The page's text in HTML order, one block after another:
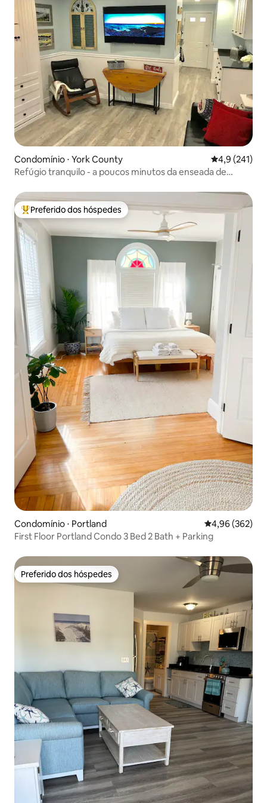
Condomínio ⋅ York County 4,9 de uma
4,9 (241)
Refúgio tranquilo - a poucos minutos da enseada de
Entre os melhores preferidos dos hóspedes
Preferido dos hóspedes
Condomínio ⋅ Portland 4,96 de uma
4,96 (362)
First Floor Portland Condo 3 Bed 2 Bath + Parking
Preferido dos hóspedes
Preferido dos hóspedes